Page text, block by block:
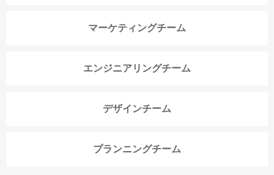
マーケティングチーム
エンジニアリングチーム
デザインチーム
プランニングチーム